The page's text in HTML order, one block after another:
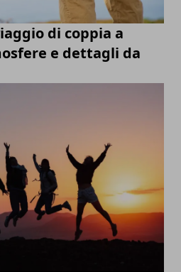
di coppia a
e dettagli da